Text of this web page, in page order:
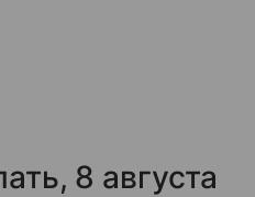
8 августа